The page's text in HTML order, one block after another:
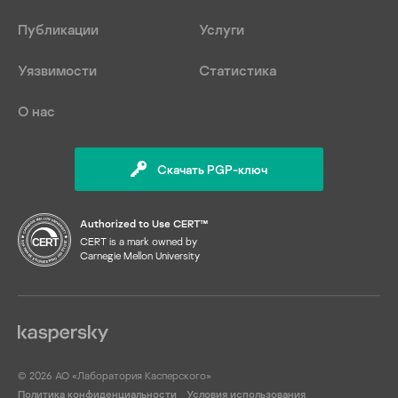
Публикации Услуги
Уязвимости Статистика
О нас
Скачать PGP-ключ
Authorized to Use CERT™
CERT is a mark owned by
Carnegie Mellon University
© 2026 АО «Лаборатория Касперского»
Политика конфиденциальности
Условия использования